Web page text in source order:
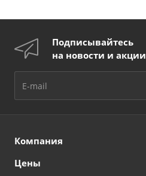
Подписывайтесь
на новости и акции
Компания
Цены